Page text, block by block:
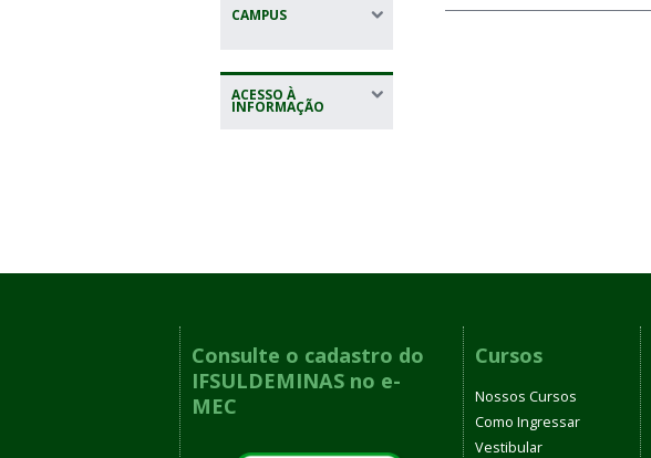
CAMPUS
ACESSO À
INFORMAÇÃO
Consulte o cadastro do
IFSULDEMINAS no e-
MEC
Cursos
Nossos Cursos
Como Ingressar
Vestibular